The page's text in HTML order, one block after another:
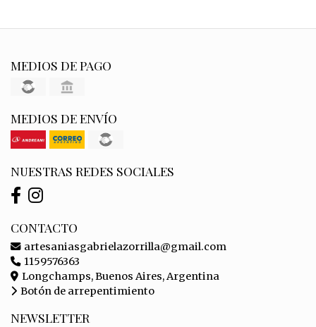
MEDIOS DE PAGO
MEDIOS DE ENVÍO
NUESTRAS REDES SOCIALES
CONTACTO
artesaniasgabrielazorrilla@gmail.com
1159576363
Longchamps, Buenos Aires, Argentina
Botón de arrepentimiento
NEWSLETTER